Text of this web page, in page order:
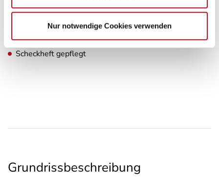
Nur notwendige Cookies verwenden
Sonstiges
Scheckheft gepflegt
Grundrissbeschreibung